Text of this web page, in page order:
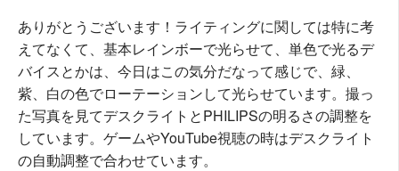
ありがとうございます！ライティングに関しては特に考
えてなくて、基本レインボーで光らせて、単色で光るデ
バイスとかは、今日はこの気分だなって感じで、緑、
紫、白の色でローテーションして光らせています。撮っ
た写真を見てデスクライトとPHILIPSの明るさの調整を
しています。ゲームやYouTube視聴の時はデスクライト
の自動調整で合わせています。